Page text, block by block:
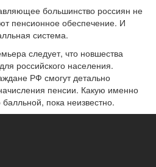
большинство россиян не
пенсионное обеспечение. И
система.
следует, что новшества
российского населения.
РФ смогут детально
пенсии. Какую именно
пока неизвестно.